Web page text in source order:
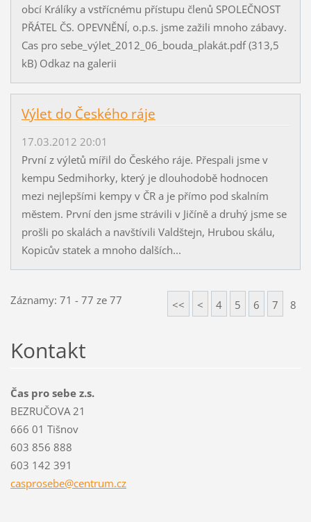
obcí Králíky a vstřícnému přístupu členů SPOLEČNOST
PŘÁTEL ČS. OPEVNĚNÍ, o.p.s. jsme zažili mnoho zábavy.
Cas pro sebe_výlet_2012_06_bouda_plakát.pdf (313,5
kB) Odkaz na galerii
Výlet do Českého ráje
17.03.2012 20:01
První z výletů mířil do Českého ráje. Přespali jsme v
kempu Sedmihorky, který je dlouhodobě hodnocen
mezi nejlepšími kempy v ČR a je přímo pod skalním
městem. První den jsme strávili v Jičíně a druhý jsme se
prošli po skalách a navštívili Valdštejn, Hrubou skálu,
Kopicův statek a mnoho dalších...
Záznamy: 71 - 77 ze 77 << < 4 5 6 7 8
Kontakt
Čas pro sebe z.s.
BEZRUČOVA 21
666 01 Tišnov
603 856 888
603 142 391
casprosebe@centrum.cz